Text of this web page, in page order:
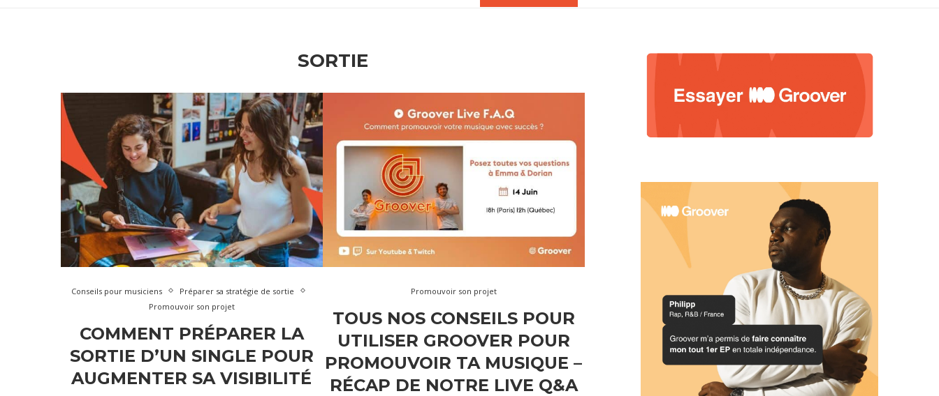
SORTIE
Conseils pour musiciens
Préparer sa stratégie de sortie
Promouvoir son projet
COMMENT PRÉPARER LA
SORTIE D’UN SINGLE POUR
AUGMENTER SA VISIBILITÉ
Promouvoir son projet
TOUS NOS CONSEILS POUR
UTILISER GROOVER POUR
PROMOUVOIR TA MUSIQUE –
RÉCAP DE NOTRE LIVE Q&A